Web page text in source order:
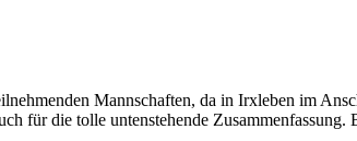
Mannschaften, da in Irxleben im
für die tolle untenstehende